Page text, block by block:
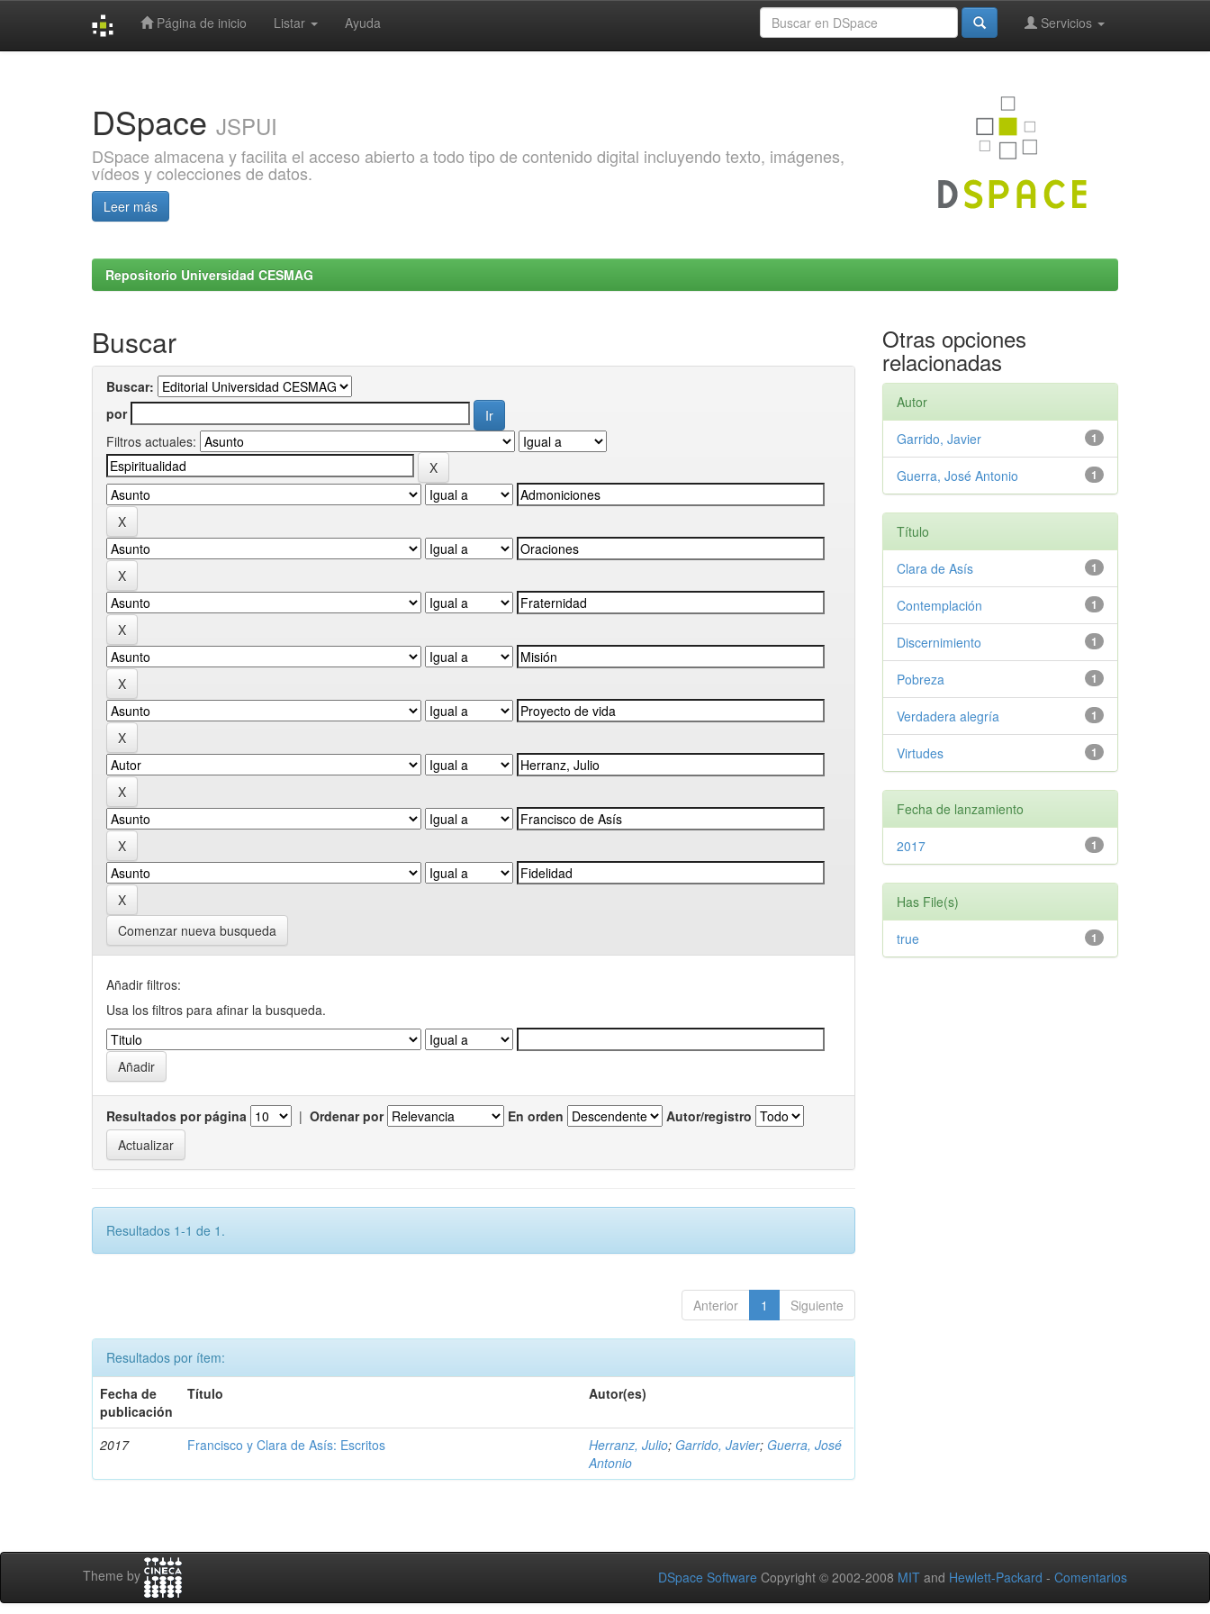
Página de inicio Listar Ayuda Servicios
DSpace JSPUI
DSpace almacena y facilita el acceso abierto a todo tipo de contenido digital incluyendo texto, imágenes,
vídeos y colecciones de datos.
Leer más
Repositorio Universidad CESMAG
Buscar
Buscar:
por
Filtros actuales:
Comenzar nueva busqueda
Añadir filtros:
Usa los filtros para afinar la busqueda.
Resultados por página | Ordenar por En orden Autor/registro
Resultados 1-1 de 1.
Anterior 1 Siguiente
Resultados por ítem:
Fecha de
publicación
Título Autor(es)
2017 Francisco y Clara de Asís: Escritos Herranz, Julio; Garrido, Javier; Guerra, José
Antonio
Otras opciones
relacionadas
Autor
1
Garrido, Javier
1
Guerra, José Antonio
Título
1
Clara de Asís
1
Contemplación
1
Discernimiento
1
Pobreza
1
Verdadera alegría
1
Virtudes
Fecha de lanzamiento
1
2017
Has File(s)
1
true
Theme by DSpace Software Copyright © 2002-2008 MIT and Hewlett-Packard - Comentarios